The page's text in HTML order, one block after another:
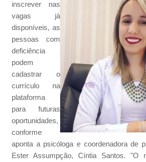
inscrever nas
vagas já
disponíveis, as
pessoas com
deficiência
podem
cadastrar o
currículo na
plataforma
para futuras
oportunidades,
conforme
aponta a psicóloga e coordenadora de
Ester Assumpção, Cíntia Santos. "O